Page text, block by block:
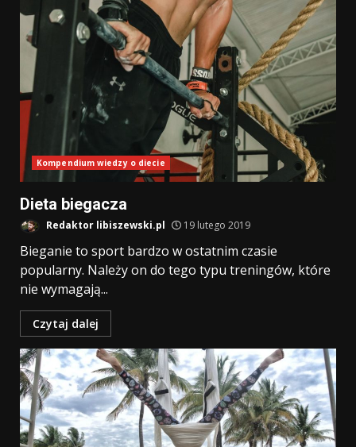
Kompendium wiedzy o diecie
Dieta biegacza
Redaktor libiszewski.pl 19 lutego 2019
Bieganie to sport bardzo w ostatnim czasie
popularny. Należy on do tego typu treningów, które
nie wymagają...
Czytaj dalej